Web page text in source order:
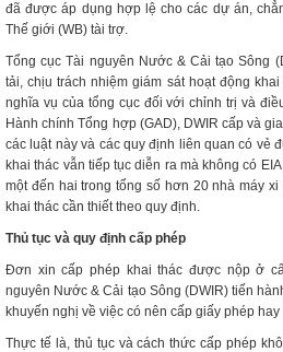
đã được áp dụng hợp lệ cho các dự án,
Thế giới (WB) tài trợ.
Tổng cục Tài nguyên Nước & Cải tạo Sông
tải, chịu trách nhiệm giám sát hoạt động
nghĩa vụ của tổng cục đối với chỉnh trị và
Hành chính Tổng hợp (GAD), DWIR cấp và
các luật này và các quy định liên quan có vẻ
khai thác vẫn tiếp tục diễn ra mà không có
một đến hai trong tổng số hơn 20 nhà máy
khai thác cần thiết theo quy định.
Thủ tục và quy định cấp phép
Đơn xin cấp phép khai thác được nộp ở
nguyên Nước & Cải tạo Sông (DWIR) tiến
khuyến nghị về việc có nên cấp giấy phép hay
Thực tế là, thủ tục và cách thức cấp phép